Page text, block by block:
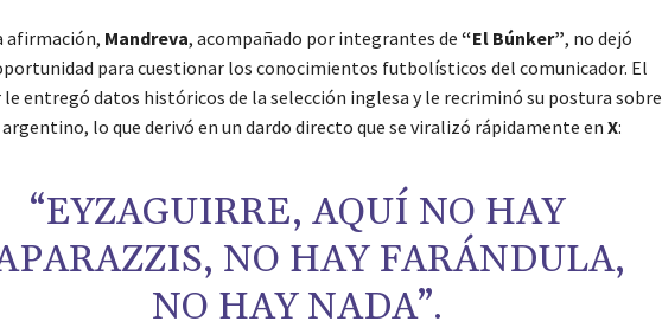
afirmación, Mandreva, acompañado por integrantes de “El Búnker”, no dejó
para cuestionar los conocimientos futbolísticos del comunicador. El
entregó datos históricos de la selección inglesa y le recriminó su postura sobre
lo que derivó en un dardo directo que se viralizó rápidamente en X:
“EYZAGUIRRE, AQUÍ NO HAY
NO HAY FARÁNDULA,
NO HAY NADA”.